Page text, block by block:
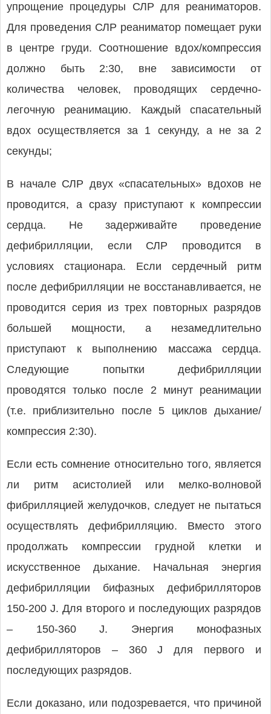
упрощение процедуры СЛР для реаниматоров.
Для проведения СЛР реаниматор помещает руки
в центре груди. Соотношение вдох/компрессия
должно быть 2:30, вне зависимости от
количества человек, проводящих сердечно-
легочную реанимацию. Каждый спасательный
вдох осуществляется за 1 секунду, а не за 2
секунды;
В начале СЛР двух «спасательных» вдохов не
проводится, а сразу приступают к компрессии
сердца. Не задерживайте проведение
дефибрилляции, если СЛР проводится в
условиях стационара. Если сердечный ритм
после дефибрилляции не восстанавливается, не
проводится серия из трех повторных разрядов
большей мощности, а незамедлительно
приступают к выполнению массажа сердца.
Следующие попытки дефибрилляции
проводятся только после 2 минут реанимации
(т.е. приблизительно после 5 циклов дыхание/
компрессия 2:30).
Если есть сомнение относительно того, является
ли ритм асистолией или мелко-волновой
фибрилляцией желудочков, следует не пытаться
осуществлять дефибрилляцию. Вместо этого
продолжать компрессии грудной клетки и
искусственное дыхание. Начальная энергия
дефибрилляции бифазных дефибрилляторов
150-200 J. Для второго и последующих разрядов
– 150-360 J. Энергия монофазных
дефибрилляторов – 360 J для первого и
последующих разрядов.
Если доказано, или подозревается, что причиной